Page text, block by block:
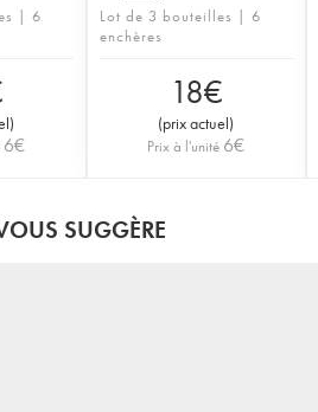
| 6
)
6€
Lot de 3 bouteilles | 6
enchères
18€
(prix actuel)
Prix à l'unité 6€
SUGGÈRE